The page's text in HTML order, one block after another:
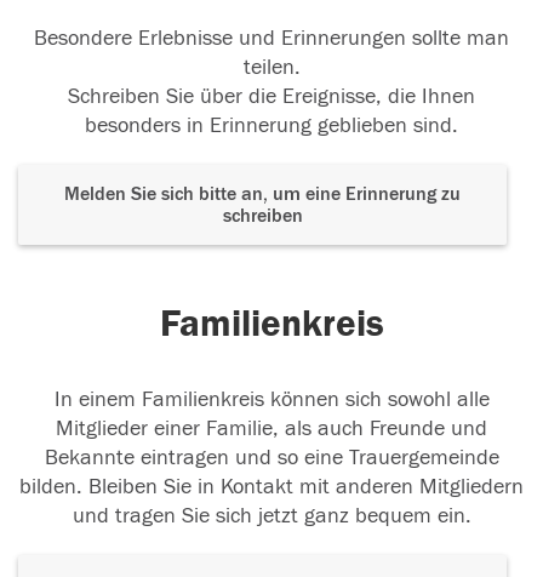
Besondere Erlebnisse und Erinnerungen sollte man
teilen.
Schreiben Sie über die Ereignisse, die Ihnen
besonders in Erinnerung geblieben sind.
Melden Sie sich bitte an, um eine Erinnerung zu
schreiben
Familienkreis
In einem Familienkreis können sich sowohl alle
Mitglieder einer Familie, als auch Freunde und
Bekannte eintragen und so eine Trauergemeinde
bilden. Bleiben Sie in Kontakt mit anderen Mitgliedern
und tragen Sie sich jetzt ganz bequem ein.